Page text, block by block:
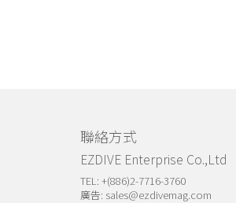
聯絡方式
EZDIVE Enterprise Co.,Ltd
TEL: +(886)2-7716-3760
廣告: sales@ezdivemag.com